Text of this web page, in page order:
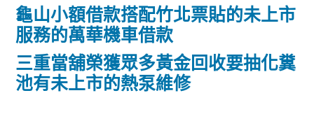
龜山小額借款搭配竹北票貼的未上市
服務的萬華機車借款
三重當舖榮獲眾多黃金回收要抽化糞
池有未上市的熱泵維修